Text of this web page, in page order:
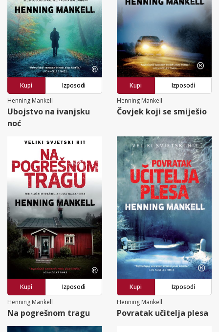
Kupi
Izposodi
Henning Mankell
Ubojstvo na ivanjsku
noć
Kupi
Izposodi
Henning Mankell
Čovjek koji se smiješio
Kupi
Izposodi
Henning Mankell
Na pogrešnom tragu
Kupi
Izposodi
Henning Mankell
Povratak učitelja plesa